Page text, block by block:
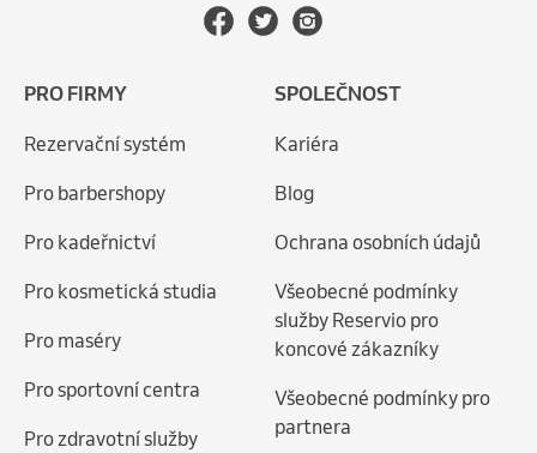
PRO FIRMY
Rezervační systém
Pro barbershopy
Pro kadeřnictví
Pro kosmetická studia
Pro maséry
Pro sportovní centra
Pro zdravotní služby
SPOLEČNOST
Kariéra
Blog
Ochrana osobních údajů
Všeobecné podmínky
služby Reservio pro
koncové zákazníky
Všeobecné podmínky pro
partnera